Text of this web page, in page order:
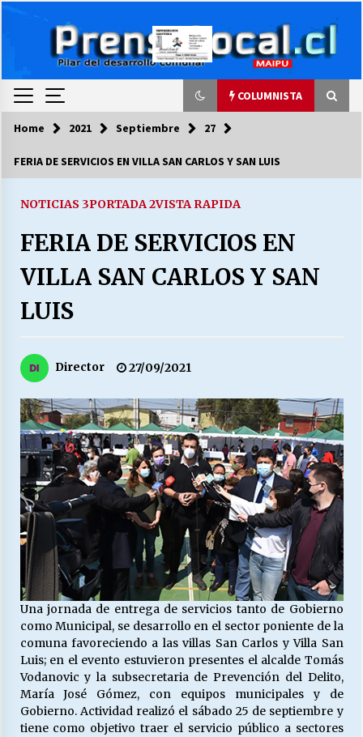
COLUMNISTA
COLUMNISTA
cuándo van a bajar?
HISTORIA
27/07/2026
MUNICIPALIDAD, TRABAJADORES, CLIMA
LABORAL:
13/07/2026
Escuela hospitalaria El Carmen de Maipu.
25/06/2026
¿Qué habrían dicho?
23/06/2026
VOLVER A SER ALTERNATIVA
16/06/2026
MUNICIPALIDADES, HONORARIOS, DESPIDOS
28/05/2026
Home 2021 Septiembre 27
FERIA DE SERVICIOS EN VILLA SAN CARLOS Y SAN LUIS
NOTICIAS 3PORTADA 2VISTA RAPIDA
FERIA DE SERVICIOS EN
VILLA SAN CARLOS Y SAN
LUIS
Director 27/09/2021
Una jornada de entrega de servicios tanto de Gobierno
como Municipal, se desarrollo en el sector poniente de la
comuna favoreciendo a las villas San Carlos y Villa San
Luis; en el evento estuvieron presentes el alcalde Tomás
Vodanovic y la subsecretaria de Prevención del Delito,
María José Gómez, con equipos municipales y de
Gobierno. Actividad realizó el sábado 25 de septiembre y
tiene como objetivo traer el servicio público a sectores